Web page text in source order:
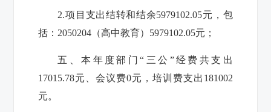
2.项目支出结转和结余5979102.05元，包
括：2050204（高中教育）5979102.05元；
五、本年度部门“三公”经费共支出
17015.78元、会议费0元，培训费支出181002
元。